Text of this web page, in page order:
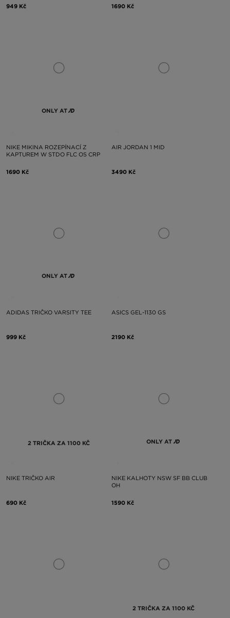
949 Kč 1690 Kč
ONLY AT
NIKE MIKINA ROZEPÍNACÍ Z
KAPTUREM W STDO FLC OS CRP
1690 Kč
AIR JORDAN 1 MID
3490 Kč
ONLY AT
ADIDAS TRIČKO VARSITY TEE
999 Kč
ASICS GEL-1130 GS
2190 Kč
2 TRIČKA ZA 1100 KČ
NIKE TRIČKO AIR
690 Kč
ONLY AT
NIKE KALHOTY NSW SF BB CLUB
OH
1590 Kč
2 TRIČKA ZA 1100 KČ